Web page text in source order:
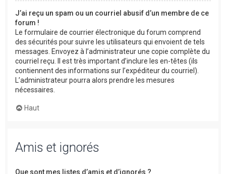
J’ai reçu un spam ou un courriel abusif d’un membre de ce
forum !
Le formulaire de courrier électronique du forum comprend
des sécurités pour suivre les utilisateurs qui envoient de tels
messages. Envoyez à l’administrateur une copie complète du
courriel reçu. Il est très important d’inclure les en-têtes (ils
contiennent des informations sur l’expéditeur du courriel).
L’administrateur pourra alors prendre les mesures
nécessaires.
Haut
Amis et ignorés
Que sont mes listes d’amis et d’ignorés ?